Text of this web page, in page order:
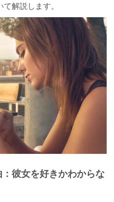
善する
できるか考える
るべき？
しない
けないこと
取り戻すポイント
て解説します。
彼女を好きかわからな